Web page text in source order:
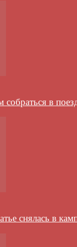
собраться в
снялась в